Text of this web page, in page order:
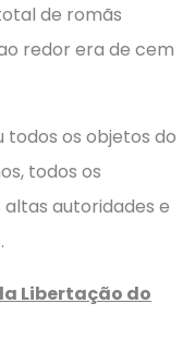
de romãs
redor era de cem
todos os objetos do
todos os
altas autoridades e
.
Libertação do